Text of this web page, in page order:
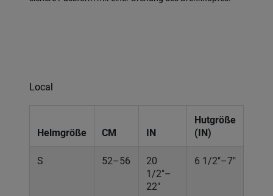
Local
Helmgröße CM IN
Hutgröße
(IN)
S 52–56
20
1/2"–
22"
6 1/2"–7"